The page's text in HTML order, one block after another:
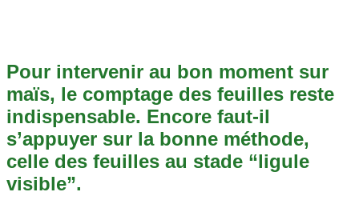
Pour intervenir au bon moment sur
maïs, le comptage des feuilles reste
indispensable. Encore faut-il
s’appuyer sur la bonne méthode,
celle des feuilles au stade “ligule
visible”.